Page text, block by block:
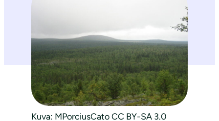
Kuva: MPorciusCato CC BY-SA 3.0